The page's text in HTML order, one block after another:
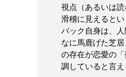
視点（あるいは
滑稽に見えるとい
パック自身は、
なに馬鹿げた芝
の存在が恋愛の
調していると言